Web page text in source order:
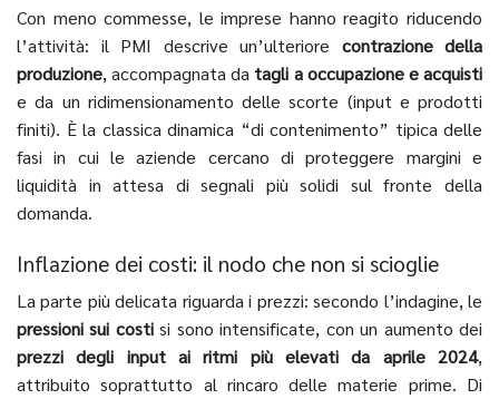
Con meno commesse, le imprese hanno reagito riducendo
l’attività: il PMI descrive un’ulteriore contrazione della
produzione, accompagnata da tagli a occupazione e acquisti
e da un ridimensionamento delle scorte (input e prodotti
finiti). È la classica dinamica “di contenimento” tipica delle
fasi in cui le aziende cercano di proteggere margini e
liquidità in attesa di segnali più solidi sul fronte della
domanda.
Inflazione dei costi: il nodo che non si scioglie
La parte più delicata riguarda i prezzi: secondo l’indagine, le
pressioni sui costisi sono intensificate, con un aumento dei
prezzi degli input ai ritmi più elevati da aprile 2024,
attribuito soprattutto al rincaro delle materie prime. Di